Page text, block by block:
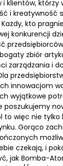
klientów, którzy
i kreatywność
kto
konkurencji
zbiór
zarządzania i
innowacjom
wyjątkowe
poszukujemy
to więc nie
Gorąco
czekają, i
jak Bomba-